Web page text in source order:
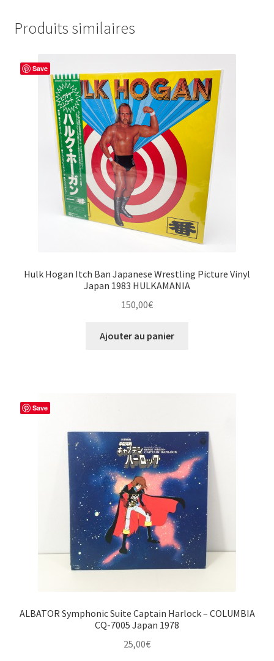
Produits similaires
Save
Hulk Hogan Itch Ban Japanese Wrestling Picture Vinyl
Japan 1983 HULKAMANIA
150,00€
Ajouter au panier
Save
ALBATOR Symphonic Suite Captain Harlock – COLUMBIA
CQ-7005 Japan 1978
25,00€